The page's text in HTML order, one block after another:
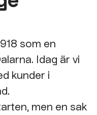
som en
Idag är vi
kunder i
men en sak